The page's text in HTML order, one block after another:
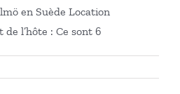
en Suède Location
l’hôte : Ce sont 6